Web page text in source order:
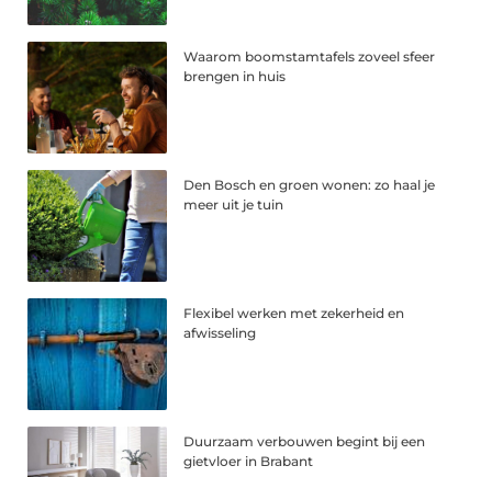
Waarom boomstamtafels zoveel sfeer
brengen in huis
Den Bosch en groen wonen: zo haal je
meer uit je tuin
Flexibel werken met zekerheid en
afwisseling
Duurzaam verbouwen begint bij een
gietvloer in Brabant